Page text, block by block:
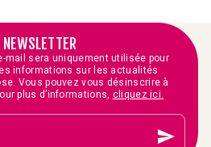
mail sera uniquement utilisée pour
informations sur les actualités
Vous pouvez vous désinscrire à
plus d’informations, cliquez ici.
send